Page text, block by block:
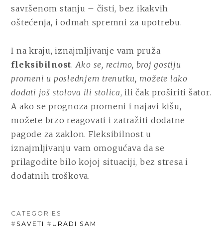
savršenom stanju – čisti, bez ikakvih
oštećenja, i odmah spremni za upotrebu.
I na kraju, iznajmljivanje vam pruža
fleksibilnost. Ako se, recimo, broj gostiju
promeni u poslednjem trenutku, možete lako
dodati još stolova ili stolica, ili čak proširiti šator.
A ako se prognoza promeni i najavi kišu,
možete brzo reagovati i zatražiti dodatne
pagode za zaklon. Fleksibilnost u
iznajmljivanju vam omogućava da se
prilagodite bilo kojoj situaciji, bez stresa i
dodatnih troškova.
CATEGORIES
# SAVETI # URADI SAM